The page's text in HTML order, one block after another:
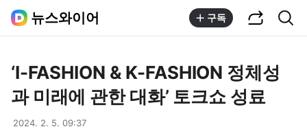
뉴스와이어 구독
‘I-FASHION & K-FASHION 정체성
과 미래에 관한 대화’ 토크쇼 성료
2024. 2. 5. 09:37